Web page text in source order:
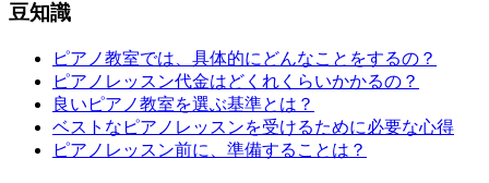
豆知識
ピアノ教室では、具体的にどんなことをするの？
ピアノレッスン代金はどくれくらいかかるの？
良いピアノ教室を選ぶ基準とは？
ベストなピアノレッスンを受けるために必要な心得
ピアノレッスン前に、準備することは？